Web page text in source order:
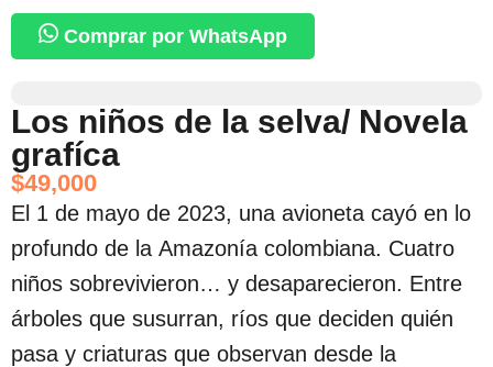
Comprar por WhatsApp
Los niños de la selva/ Novela
grafíca
$49,000
El 1 de mayo de 2023, una avioneta cayó en lo
profundo de la Amazonía colombiana. Cuatro
niños sobrevivieron… y desaparecieron. Entre
árboles que susurran, ríos que deciden quién
pasa y criaturas que observan desde la